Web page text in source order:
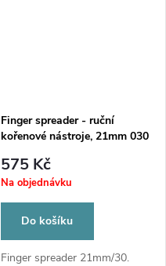
Finger spreader - ruční
kořenové nástroje, 21mm 030
575 Kč
Na objednávku
Do košíku
Finger spreader 21mm/30.